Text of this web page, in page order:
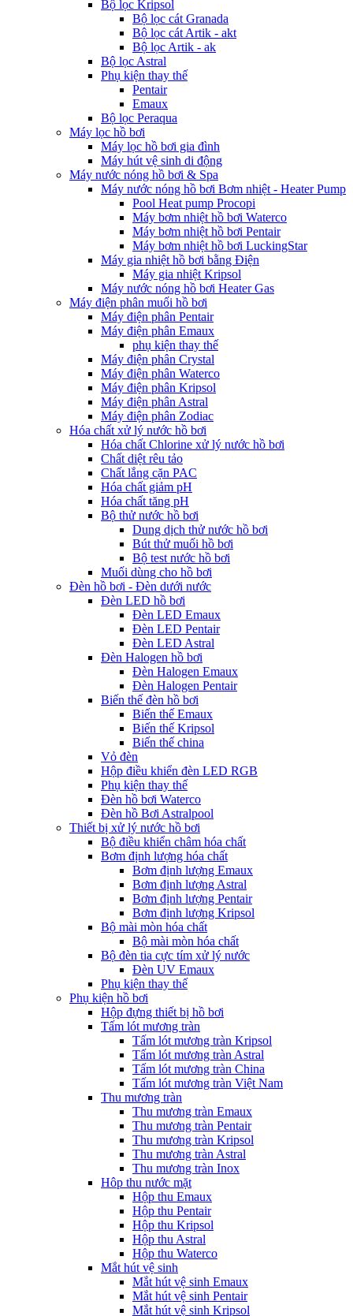
Bộ lọc Kripsol
Bộ lọc cát Granada
Bộ lọc cát Artik - akt
Bộ lọc Artik - ak
Bộ lọc Astral
Phụ kiện thay thế
Pentair
Emaux
Bộ lọc Peraqua
Máy lọc hồ bơi
Máy lọc hồ bơi gia đình
Máy hút vệ sinh di động
Máy nước nóng hồ bơi & Spa
Máy nước nóng hồ bơi Bơm nhiệt - Heater Pump
Pool Heat pump Procopi
Máy bơm nhiệt hồ bơi Waterco
Máy bơm nhiệt hồ bơi Pentair
Máy bơm nhiệt hồ bơi LuckingStar
Máy gia nhiệt hồ bơi bằng Điện
Máy gia nhiệt Kripsol
Máy nước nóng hồ bơi Heater Gas
Máy điện phân muối hồ bơi
Máy điện phân Pentair
Máy điện phân Emaux
phụ kiện thay thế
Máy điện phân Crystal
Máy điện phân Waterco
Máy điện phân Kripsol
Máy điện phân Astral
Máy điện phân Zodiac
Hóa chất xử lý nước hồ bơi
Hóa chất Chlorine xử lý nước hồ bơi
Chất diệt rêu tảo
Chất lắng cặn PAC
Hóa chất giảm pH
Hóa chất tăng pH
Bộ thử nước hồ bơi
Dung dịch thử nước hồ bơi
Bút thử muối hồ bơi
Bộ test nước hồ bơi
Muối dùng cho hồ bơi
Đèn hồ bơi - Đèn dưới nước
Đèn LED hồ bơi
Đèn LED Emaux
Đèn LED Pentair
Đèn LED Astral
Đèn Halogen hồ bơi
Đèn Halogen Emaux
Đèn Halogen Pentair
Biến thế đèn hồ bơi
Biến thế Emaux
Biến thế Kripsol
Biến thế china
Vỏ đèn
Hộp điều khiển đèn LED RGB
Phụ kiện thay thế
Đèn hồ bơi Waterco
Đèn hồ Bơi Astralpool
Thiết bị xử lý nước hồ bơi
Bộ điều khiển châm hóa chất
Bơm định lượng hóa chất
Bơm định lượng Emaux
Bơm định lượng Astral
Bơm định lượng Pentair
Bơm định lượng Kripsol
Bộ mài mòn hóa chất
Bộ mài mòn hóa chất
Bộ đèn tia cực tím xử lý nước
Đèn UV Emaux
Phụ kiện thay thế
Phụ kiện hồ bơi
Hộp đựng thiết bị hồ bơi
Tấm lót mương tràn
Tấm lót mương tràn Kripsol
Tấm lót mương tràn Astral
Tấm lót mương tràn China
Tấm lót mương tràn Việt Nam
Thu mương tràn
Thu mương tràn Emaux
Thu mương tràn Pentair
Thu mương tràn Kripsol
Thu mương tràn Astral
Thu mương tràn Inox
Hôp thu nước mặt
Hộp thu Emaux
Hộp thu Pentair
Hộp thu Kripsol
Hộp thu Astral
Hộp thu Waterco
Mắt hút vệ sinh
Mắt hút vệ sinh Emaux
Mắt hút vệ sinh Pentair
Mắt hút vệ sinh Kripsol